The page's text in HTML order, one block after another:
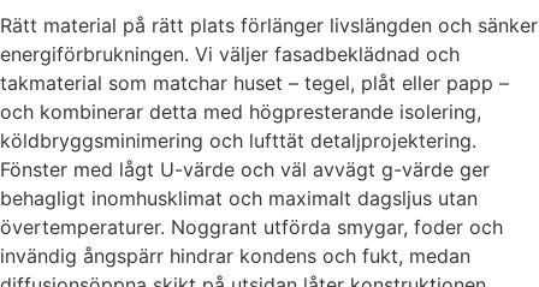
Rätt material på rätt plats förlänger livslängden och sänker
energiförbrukningen. Vi väljer fasadbeklädnad och
takmaterial som matchar huset – tegel, plåt eller papp –
och kombinerar detta med högpresterande isolering,
köldbryggsminimering och lufttät detaljprojektering.
Fönster med lågt U-värde och väl avvägt g-värde ger
behagligt inomhusklimat och maximalt dagsljus utan
övertemperaturer. Noggrant utförda smygar, foder och
invändig ångspärr hindrar kondens och fukt, medan